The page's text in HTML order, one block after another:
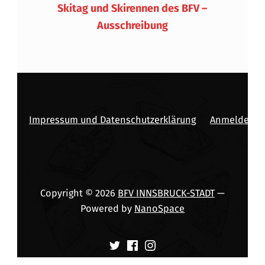
Skitag und Skirennen des BFV –
Ausschreibung
Impressum und Datenschutzerklärung Anmelden
Copyright © 2026 BFV INNSBRUCK-STADT—
Powered by NanoSpace